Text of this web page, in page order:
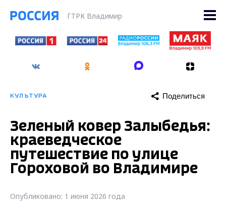
ГТРК Владимир
КУЛЬТУРА Поделиться
Зеленый ковер Залыбедья:
краеведческое
путешествие по улице
Гороховой во Владимире
Опубликовано: 1 июня 2026 года